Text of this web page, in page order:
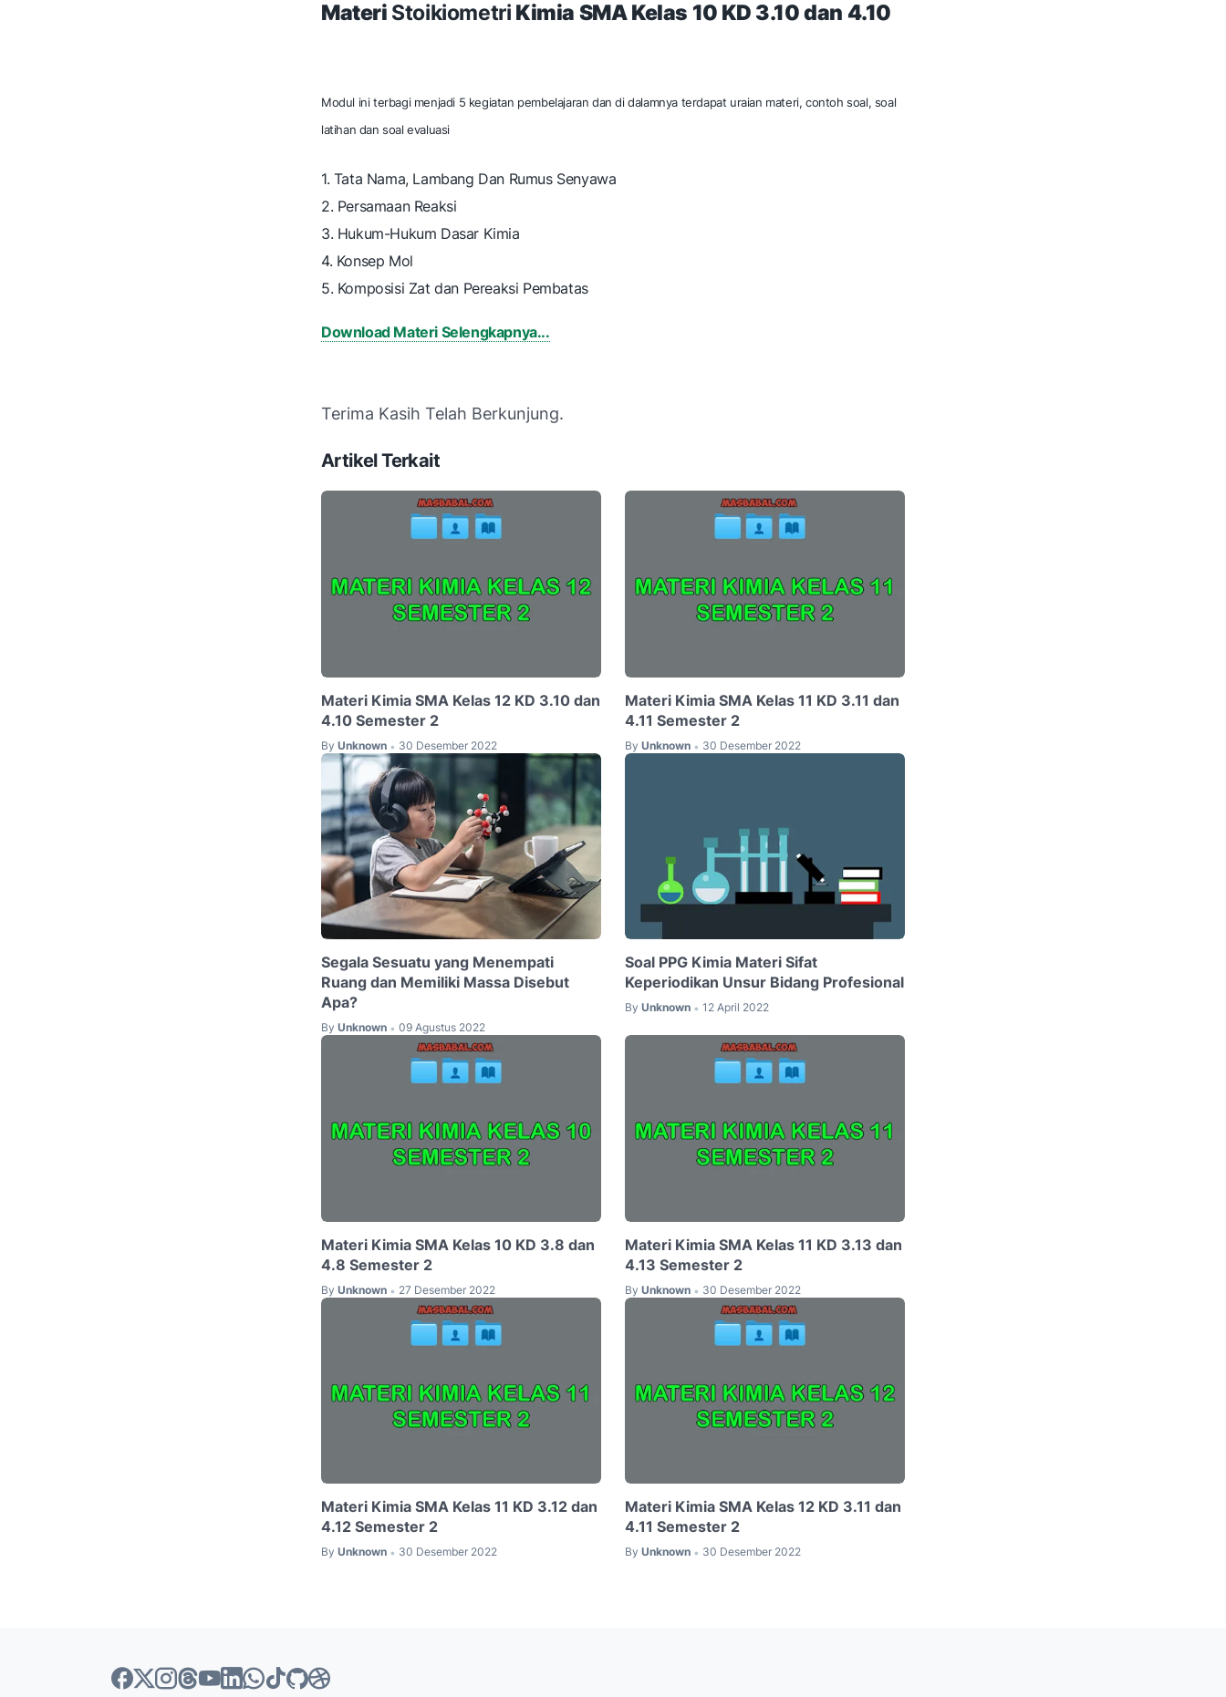
Materi Stoikiometri Kimia SMA Kelas 10 KD 3.10 dan 4.10
Modul ini terbagi menjadi 5 kegiatan pembelajaran dan di dalamnya terdapat uraian materi, contoh soal, soal
latihan dan soal evaluasi
1. Tata Nama, Lambang Dan Rumus Senyawa
2. Persamaan Reaksi
3. Hukum-Hukum Dasar Kimia
4. Konsep Mol
5. Komposisi Zat dan Pereaksi Pembatas
Download Materi Selengkapnya...
Terima Kasih Telah Berkunjung.
Artikel Terkait
Materi Kimia SMA Kelas 12 KD 3.10 dan
4.10 Semester 2
By Unknown • 30 Desember 2022
Materi Kimia SMA Kelas 11 KD 3.11 dan
4.11 Semester 2
By Unknown • 30 Desember 2022
Segala Sesuatu yang Menempati
Ruang dan Memiliki Massa Disebut
Apa?
By Unknown • 09 Agustus 2022
Soal PPG Kimia Materi Sifat
Keperiodikan Unsur Bidang Profesional
By Unknown • 12 April 2022
Materi Kimia SMA Kelas 10 KD 3.8 dan
4.8 Semester 2
By Unknown • 27 Desember 2022
Materi Kimia SMA Kelas 11 KD 3.13 dan
4.13 Semester 2
By Unknown • 30 Desember 2022
Materi Kimia SMA Kelas 11 KD 3.12 dan
4.12 Semester 2
By Unknown • 30 Desember 2022
Materi Kimia SMA Kelas 12 KD 3.11 dan
4.11 Semester 2
By Unknown • 30 Desember 2022